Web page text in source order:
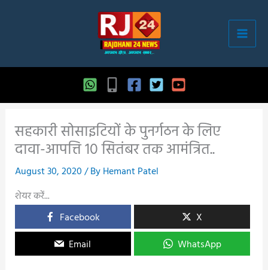
सहकारी सोसाइटियों के पुनर्गठन के लिए
दावा-आपत्ति 10 सितंबर तक आमंत्रित..
August 30, 2020/ ByHemant Patel
शेयर करें...
Facebook
X
Email
WhatsApp